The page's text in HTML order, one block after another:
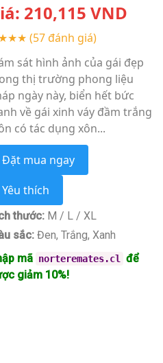
210,115 VND
(57 đánh giá)
sát hình ảnh của gái đẹp
thị trường phong liệu
ngày này, biển hết bức
về gái xinh váy đầm trắng
có tác dụng xôn...
Đặt mua ngay
Yêu thích
thước:M / L / XL
sắc:Đen, Trắng, Xanh
mã norteremates.cl
để
giảm 10%!